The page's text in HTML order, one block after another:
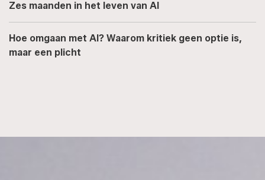
Zes maanden in het leven van AI
Hoe omgaan met AI? Waarom kritiek geen optie is,
maar een plicht